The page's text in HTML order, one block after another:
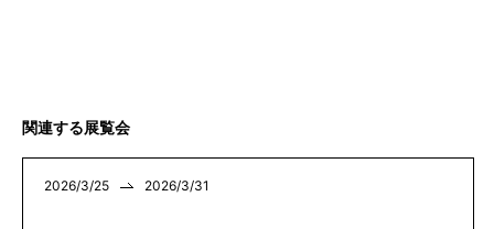
関連する展覧会
2026/3/25 2026/3/31